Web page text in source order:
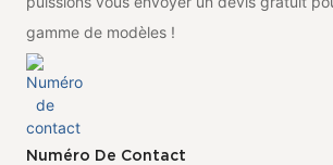
gamme de modèles !
Numéro De Contact